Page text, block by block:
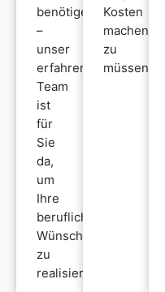
benötigen
–
unser
erfahrenes
Team
ist
für
Sie
da,
um
Ihre
beruflichen
Wünsche
zu
realisieren.
Kosten
machen
zu
müssen.